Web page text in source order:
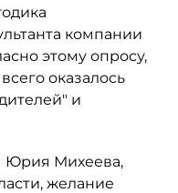
компании
этому опросу,
оказалось
и
Юрия Михеева,
желание